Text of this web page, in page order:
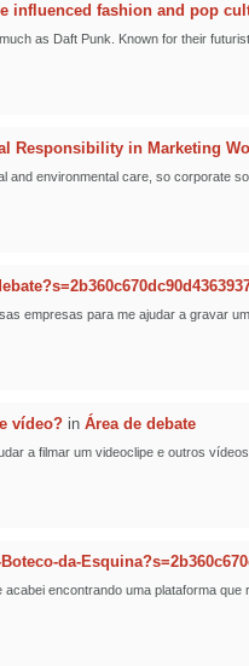
influenced fashion and pop
as Daft Punk. Known for their
Responsibility in Marketing
environmental care, so corporate
empresas para me ajudar a gravar
vídeo? in Área de debate
a filmar um videoclipe e outros
da-
encontrando uma plataforma que